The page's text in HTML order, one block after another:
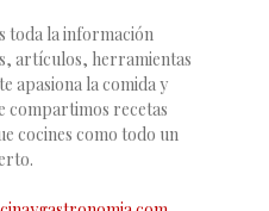
toda la información
artículos, herramientas
apasiona la comida y
compartimos recetas
cocines como todo un